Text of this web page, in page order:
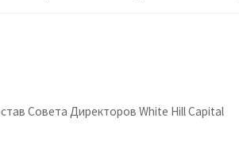
Совета Директоров White Hill Capital